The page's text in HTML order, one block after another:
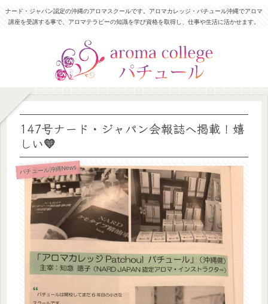
ナード・ジャパン認定の沖縄のアロマスクールです。アロマカレッジ・パチュール沖縄でアロマ
講座を受講する事で、アロマテラピーの知識を学び資格を取得し、仕事や生活に活かせます。
147号ナード・ジャパン会報誌へ掲載！嬉
しい💛
パチュール沖縄News